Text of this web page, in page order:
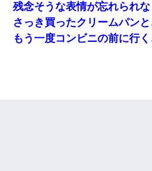
【悲報】嫁がワイのこと嫌いっぽいか
妻「ずっと好きだった人と一緒になり
い」→離婚後、娘と実家で生活して
残念そうな表情が忘れられ
さっき買ったクリームパン
もう一度コンビニの前に行